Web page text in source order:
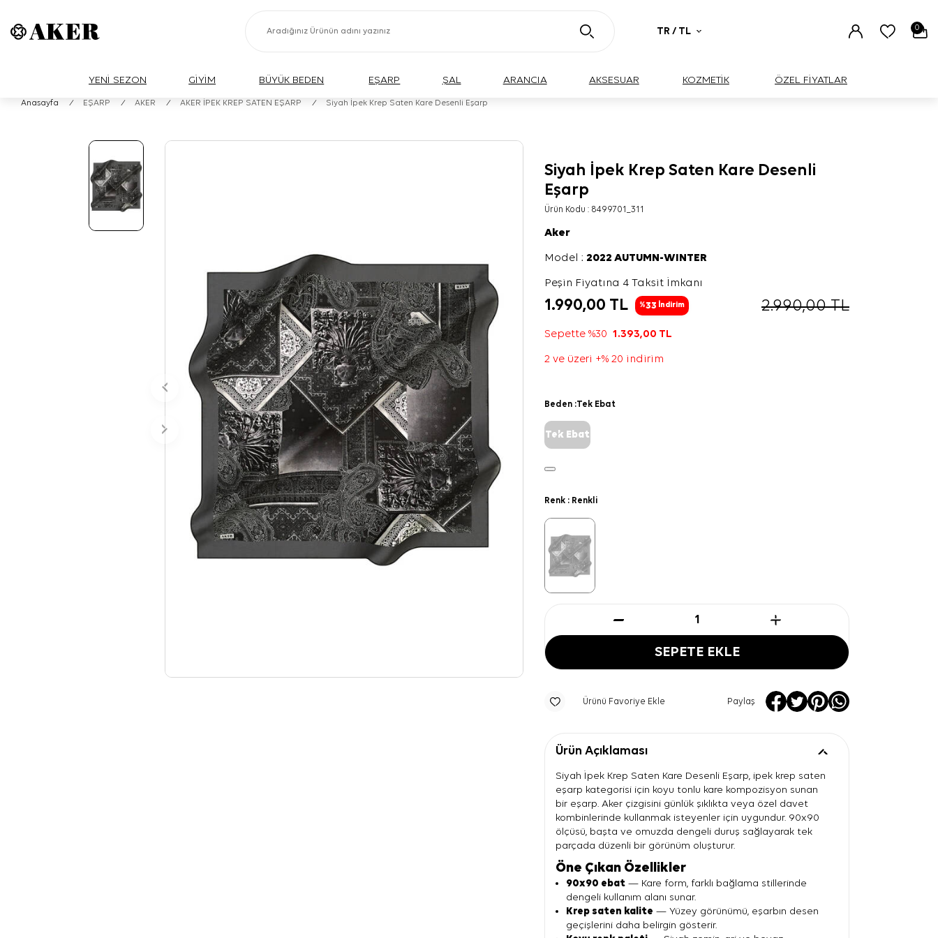
TR / TL 0
YENİ SEZON GİYİM BÜYÜK BEDEN EŞARP ŞAL ARANCIA AKSESUAR KOZMETİK ÖZEL FİYATLAR
Anasayfa / EŞARP / AKER / AKER İPEK KREP SATEN EŞARP / Siyah İpek Krep Saten Kare Desenli Eşarp
Siyah İpek Krep Saten Kare Desenli
Eşarp
Ürün Kodu : 8499701_311
Aker
Model :2022 AUTUMN-WINTER
Peşin Fiyatına 4 Taksit İmkanı
1.990,00 TL %33 İndirim 2.990,00TL
Sepette %301.393,00 TL
2 ve üzeri +% 20 indirim
Beden :Tek Ebat
Tek Ebat
Renk : Renkli
SEPETE EKLE
Ürünü Favoriye Ekle Paylaş
Ürün Açıklaması
Siyah İpek Krep Saten Kare Desenli Eşarp, ipek krep saten
eşarp kategorisi için koyu tonlu kare kompozisyon sunan
bir eşarp. Aker çizgisini günlük şıklıkta veya özel davet
kombinlerinde kullanmak isteyenler için uygundur. 90x90
ölçüsü, başta ve omuzda dengeli duruş sağlayarak tek
parçada düzenli bir görünüm oluşturur.
Öne Çıkan Özellikler
90x90 ebat — Kare form, farklı bağlama stillerinde
dengeli kullanım alanı sunar.
Krep saten kalite — Yüzey görünümü, eşarbın desen
geçişlerini daha belirgin gösterir.